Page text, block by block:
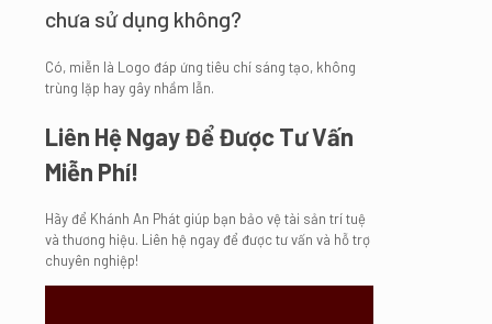
chưa sử dụng không?
Có, miễn là Logo đáp ứng tiêu chí sáng tạo, không
trùng lặp hay gây nhầm lẫn.
Liên Hệ Ngay Để Được Tư Vấn
Miễn Phí!
Hãy để Khánh An Phát giúp bạn bảo vệ tài sản trí tuệ
và thương hiệu. Liên hệ ngay để được tư vấn và hỗ trợ
chuyên nghiệp!